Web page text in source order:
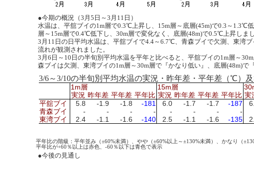
●今期の概況（3月5日～3月11日）
水温は、平舘ブイの1m層で0.3℃上昇し、15m層～底層(45m)で0.3～1.3℃
層～15m層で0.4℃低下し、30m層で変化なく、底層(48m)で0.5℃上昇しまし
3月11日の日平均水温は、平舘ブイで4.4～6.7℃、青森ブイで欠測、東湾
流れが観測されました。
3月6日～10日の半旬別平均水温を平年と比べると、平舘ブイの1m層～
森ブイは欠測、東湾ブイの1m層～30m層で『かなり低い』、底層(48m)で
3/6～3/10の半旬別平均水温の実況・昨年差・平年差（℃）及
1m層 15m層
実況 昨年差 平年差 平年比 実況 昨年差 平年差 平年比 実
平舘ブイ
5.8 -1.9 -1.8 -181 6.0 -1.7 -1.7 -187
青森ブイ
- - - - - - - -
東湾ブイ
2.4 -1.1 -1.6 -140 2.5 -1.1 -1.6 -135
平年比の階級：平年並み（±60%未満）、やや（±60%以上～±130%未満）、かなり（
平年比が+60％以上は赤色、-60％以下は青色で表示
●今後の見通し